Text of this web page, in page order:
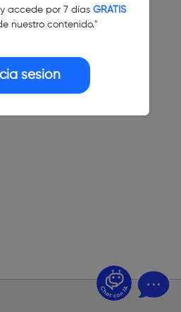
accede por 7 días GRATIS
nuestro contenido."
sesión